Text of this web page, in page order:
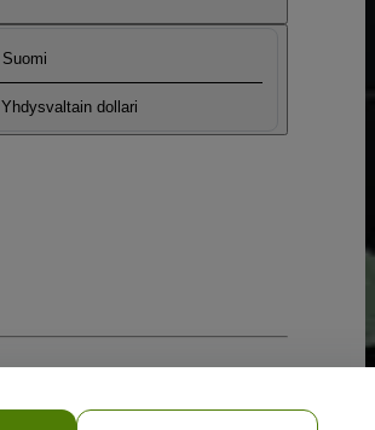
Suomi
Yhdysvaltain dollari